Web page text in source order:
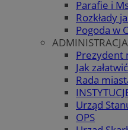
Parafie i
Rozkłady
Pogoda w
ADMINISTRACJA
Prezydent
Jak
Rada
Urząd
OPS